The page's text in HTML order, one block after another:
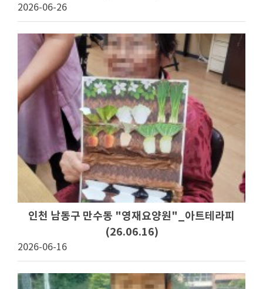
2026-06-26
인천 남동구 만수동 "영재요양원"_아트테라피
(26.06.16)
2026-06-16